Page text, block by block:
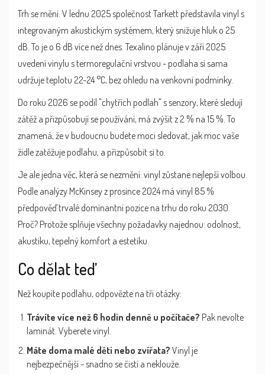
Trh se mění. V lednu 2025 společnost Tarkett představila vinyl s
integrovaným akustickým systémem, který snižuje hluk o 25
dB. To je o 6 dB více než dnes. Texalino plánuje v září 2025
uvedení vinylu s termoregulační vrstvou - podlaha si sama
udržuje teplotu 22-24 °C, bez ohledu na venkovní podmínky.
Do roku 2026 se podíl "chytřích podlah" s senzory, které sledují
zátěž a přizpůsobují se používání, má zvýšit z 2 % na 15 %. To
znamená, že v budoucnu budete moci sledovat, jak moc vaše
židle zatěžuje podlahu, a přizpůsobit si to.
Je ale jedna věc, která se nezmění: vinyl zůstane nejlepší volbou.
Podle analýzy McKinsey z prosince 2024 má vinyl 85 %
předpověď trvalé dominantní pozice na trhu do roku 2030.
Proč? Protože splňuje všechny požadavky najednou: odolnost,
akustiku, tepelný komfort a estetiku.
Co dělat teď
Než koupíte podlahu, odpovězte na tři otázky:
Trávíte více než 6 hodin denně u počítače? Pak nevolte
laminát. Vyberete vinyl.
Máte doma malé děti nebo zvířata? Vinyl je
nejbezpečnější - snadno se čistí a neklouže.